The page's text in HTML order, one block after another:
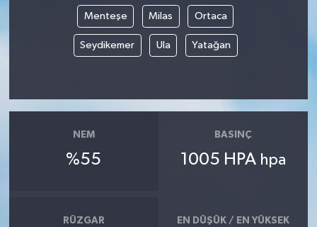
Menteşe Milas Ortaca
Seydikemer Ula Yatağan
NEM
%55
BASINÇ
1005 HPA hpa
RÜZGAR EN DÜŞÜK / EN YÜKSEK